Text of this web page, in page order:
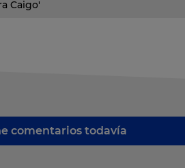
Caigo'
comentarios todavía